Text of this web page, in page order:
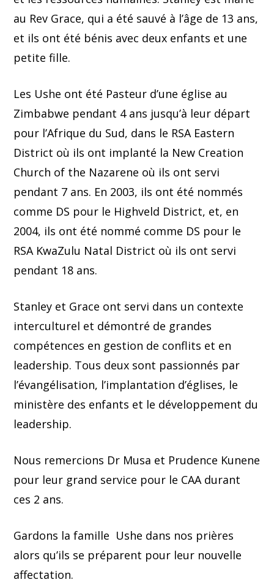
au Rev Grace, qui a été sauvé à l’âge de 13 ans,
et ils ont été bénis avec deux enfants et une
petite fille.
Les Ushe ont été Pasteur d’une église au
Zimbabwe pendant 4 ans jusqu’à leur départ
pour l’Afrique du Sud, dans le RSA Eastern
District où ils ont implanté la New Creation
Church of the Nazarene où ils ont servi
pendant 7 ans. En 2003, ils ont été nommés
comme DS pour le Highveld District, et, en
2004, ils ont été nommé comme DS pour le
RSA KwaZulu Natal District où ils ont servi
pendant 18 ans.
Stanley et Grace ont servi dans un contexte
interculturel et démontré de grandes
compétences en gestion de conflits et en
leadership. Tous deux sont passionnés par
l’évangélisation, l’implantation d’églises, le
ministère des enfants et le développement du
leadership.
Nous remercions Dr Musa et Prudence Kunene
pour leur grand service pour le CAA durant
ces 2 ans.
Gardons la famille Ushe dans nos prières
alors qu’ils se préparent pour leur nouvelle
affectation.